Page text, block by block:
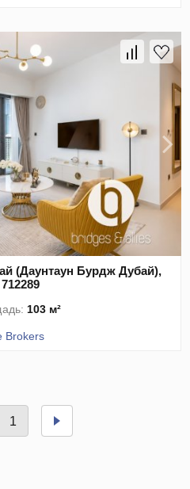
(Даунтаун Бурдж Дубай),
103 м²
Brokers
1